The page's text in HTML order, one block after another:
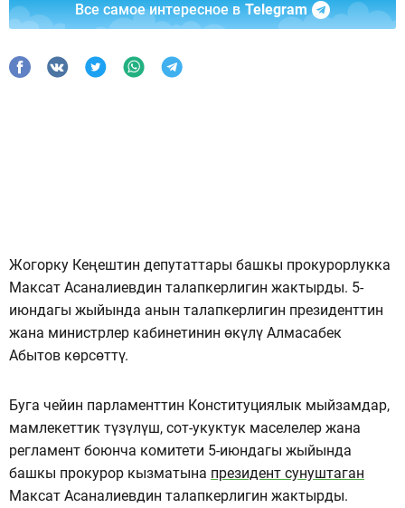
Все самое интересное в Telegram
Жогорку Кеңештин депутаттары башкы прокурорлукка
Максат Асаналиевдин талапкерлигин жактырды. 5-
июндагы жыйында анын талапкерлигин президенттин
жана министрлер кабинетинин өкүлү Алмасабек
Абытов көрсөттү.
Буга чейин парламенттин Конституциялык мыйзамдар,
мамлекеттик түзүлүш, сот-укуктук маселелер жана
регламент боюнча комитети 5-июндагы жыйында
башкы прокурор кызматына президент сунуштаган
Максат Асаналиевдин талапкерлигин жактырды.